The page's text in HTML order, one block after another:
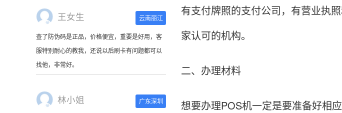
王女生 云南丽江
查了防伪码是正品，价格便宜，重要是好用，客
服特别耐心的教我，还说以后刷卡有问题都可以
找他，非常好。
林小姐 广东深圳
有支付牌照的支付公司，有营业执
家认可的机构。
二、办理材料
想要办理POS机一定是要准备好相